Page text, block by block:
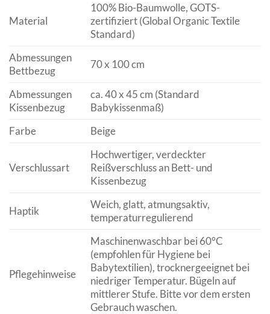
Material
100% Bio-Baumwolle, GOTS-
zertifiziert (Global Organic Textile
Standard)
Abmessungen
Bettbezug
70 x 100 cm
Abmessungen
Kissenbezug
ca. 40 x 45 cm (Standard
Babykissenmaß)
Farbe
Beige
Verschlussart
Hochwertiger, verdeckter
Reißverschluss an Bett- und
Kissenbezug
Haptik
Weich, glatt, atmungsaktiv,
temperaturregulierend
Pflegehinweise
Maschinenwaschbar bei 60°C
(empfohlen für Hygiene bei
Babytextilien), trocknergeeignet bei
niedriger Temperatur. Bügeln auf
mittlerer Stufe. Bitte vor dem ersten
Gebrauch waschen.